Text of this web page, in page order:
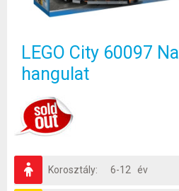
LEGO City 60097
hangulat
Korosztály: 6-12 év